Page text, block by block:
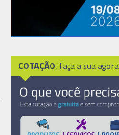
COTAÇÃO, faça a sua agora